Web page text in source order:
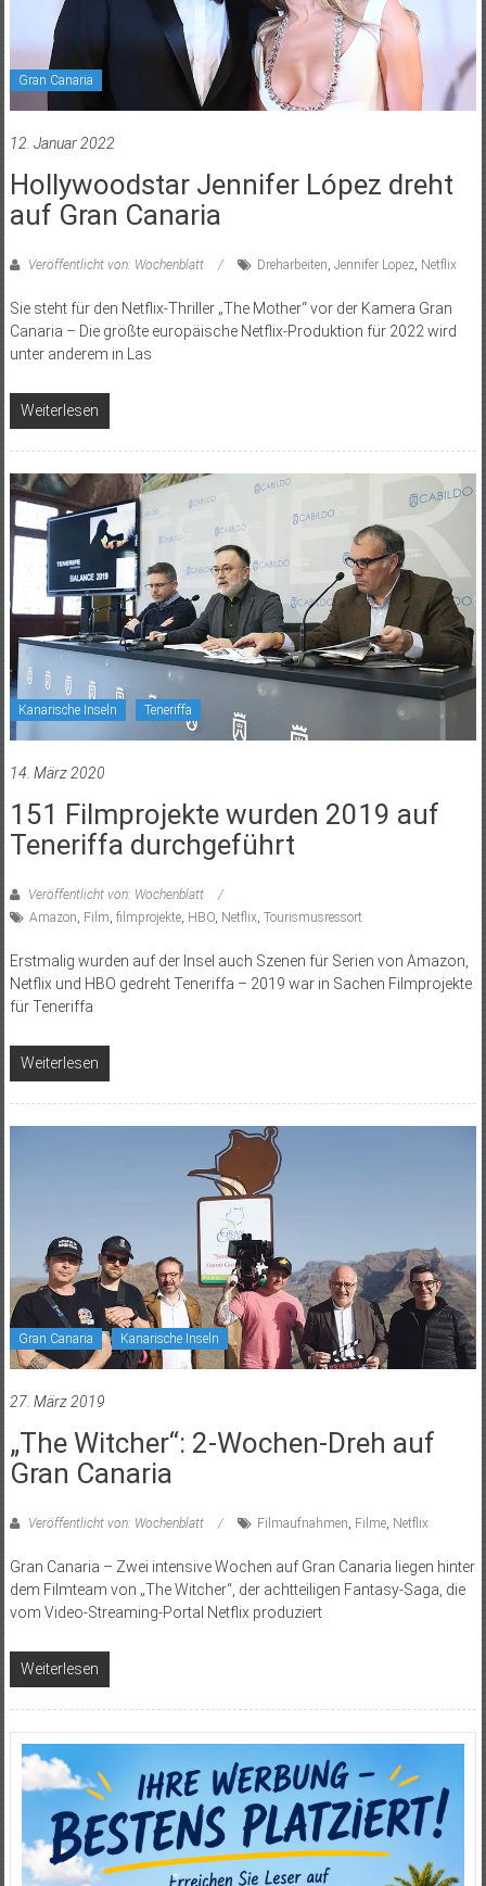
Gran Canaria
12. Januar 2022
Hollywoodstar Jennifer López dreht
auf Gran Canaria
Veröffentlicht von: Wochenblatt Dreharbeiten, Jennifer Lopez, Netflix
Sie steht für den Netflix-Thriller „The Mother“ vor der Kamera Gran
Canaria – Die größte europäische Netflix-Produktion für 2022 wird
unter anderem in Las
Weiterlesen
Kanarische Inseln Teneriffa
14. März 2020
151 Filmprojekte wurden 2019 auf
Teneriffa durchgeführt
Veröffentlicht von: Wochenblatt
Amazon, Film, filmprojekte, HBO, Netflix, Tourismusressort
Erstmalig wurden auf der Insel auch Szenen für Serien von Amazon,
Netflix und HBO gedreht Teneriffa – 2019 war in Sachen Filmprojekte
für Teneriffa
Weiterlesen
Gran Canaria Kanarische Inseln
27. März 2019
„The Witcher“: 2-Wochen-Dreh auf
Gran Canaria
Veröffentlicht von: Wochenblatt Filmaufnahmen Filme, Netflix
Gran Canaria – Zwei intensive Wochen auf Gran Canaria liegen hinter
dem Filmteam von „The Witcher“, der achtteiligen Fantasy-Saga, die
vom Video-Streaming-Portal Netflix produziert
Weiterlesen